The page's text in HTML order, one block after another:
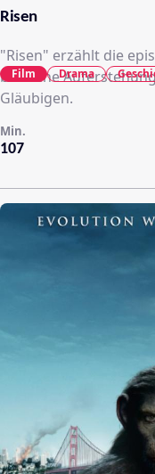
Risen
"Risen" erzählt die
biblische
Gläubigen.
107
Min.
Film Drama